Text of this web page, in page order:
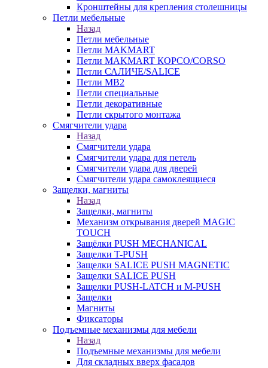
Кронштейны для крепления столешницы
Петли мебельные
Назад
Петли мебельные
Петли MAKMART
Петли MAKMART КОРСО/CORSO
Петли САЛИЧЕ/SALICE
Петли MB2
Петли специальные
Петли декоративные
Петли скрытого монтажа
Смягчители удара
Назад
Смягчители удара
Смягчители удара для петель
Смягчители удара для дверей
Cмягчители удара самоклеящиеся
Защелки, магниты
Назад
Защелки, магниты
Механизм открывания дверей MAGIC
TOUCH
Защёлки PUSH MECHANICAL
Защелки T-PUSH
Защелки SALICE PUSH MAGNETIC
Защелки SALICE PUSH
Защелки PUSH-LATCH и M-PUSH
Защелки
Магниты
Фиксаторы
Подъемные механизмы для мебели
Назад
Подъемные механизмы для мебели
Для складных вверх фасадов